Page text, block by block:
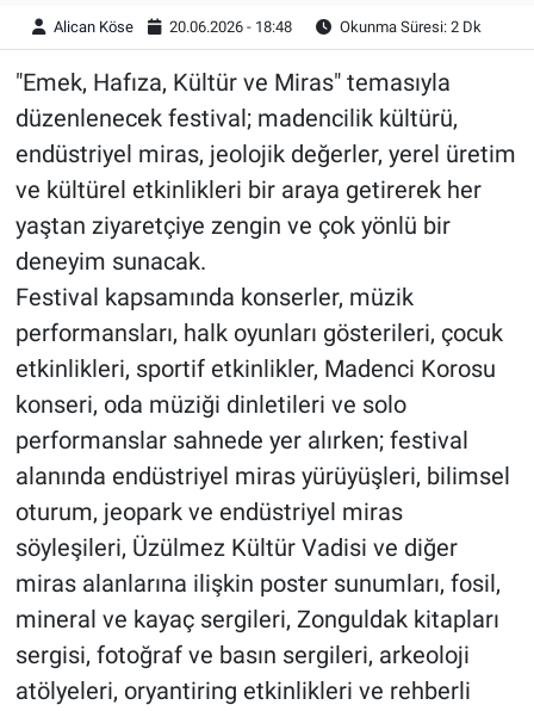
Alican Köse 20.06.2026 - 18:48 Okunma Süresi: 2 Dk
"Emek, Hafıza, Kültür ve Miras" temasıyla
düzenlenecek festival; madencilik kültürü,
endüstriyel miras, jeolojik değerler, yerel üretim
ve kültürel etkinlikleri bir araya getirerek her
yaştan ziyaretçiye zengin ve çok yönlü bir
deneyim sunacak.
Festival kapsamında konserler, müzik
performansları, halk oyunları gösterileri, çocuk
etkinlikleri, sportif etkinlikler, Madenci Korosu
konseri, oda müziği dinletileri ve solo
performanslar sahnede yer alırken; festival
alanında endüstriyel miras yürüyüşleri, bilimsel
oturum, jeopark ve endüstriyel miras
söyleşileri, Üzülmez Kültür Vadisi ve diğer
miras alanlarına ilişkin poster sunumları, fosil,
mineral ve kayaç sergileri, Zonguldak kitapları
sergisi, fotoğraf ve basın sergileri, arkeoloji
atölyeleri, oryantiring etkinlikleri ve rehberli